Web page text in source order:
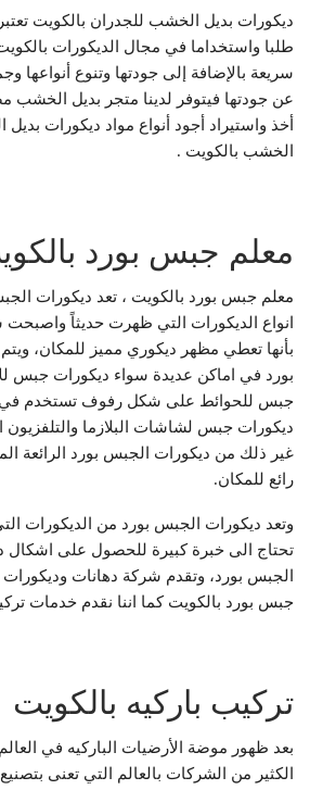
ديكورات بديل الخشب للجدران بالكويت
طلبا واستخداما في مجال الديكورات
سريعة بالإضافة إلى جودتها وتنوع أنواعها
عن جودتها فيتوفر لدينا متجر بديل
أخذ واستيراد أجود أنواع مواد ديكورات
الخشب بالكويت .
معلم جبس بورد
معلم جبس بورد بالكويت ، تعد ديكورات
انواع الديكورات التي ظهرت حديثاً واصبحت
بأنها تعطي مظهر ديكوري مميز للمكان،
بورد في اماكن عديدة سواء ديكورات جبس
جبس للحوائط على شكل رفوف تستخدم في
ديكورات جبس لشاشات البلازما
غير ذلك من ديكورات الجبس بورد الرائعة
رائع للمكان.
وتعد ديكورات الجبس بورد من الديكورات
تحتاج الى خبرة كبيرة للحصول على اشكال
الجبس بورد، وتقدم شركة دهانات
جبس بورد بالكويت كما اننا نقدم خدمات
تركيب باركيه بالكويت
بعد ظهور موضة الأرضيات الباركيه في
الكثير من الشركات بالعالم التي تعنى